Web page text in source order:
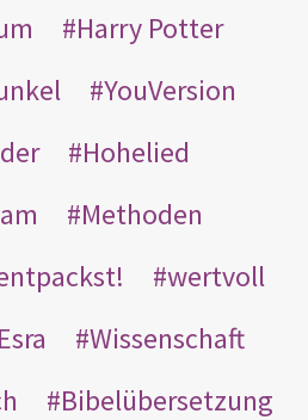
Harry Potter
YouVersion
Hohelied
Methoden
wertvoll
Esra
Wissenschaft
Bibelübersetzung